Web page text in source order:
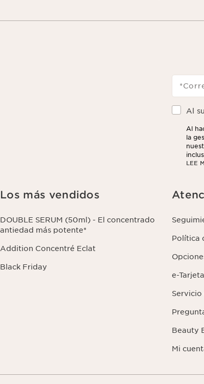
Al
LEE
Al
la
Los más vendidos
DOUBLE SERUM (50ml) - El concentrado
antiedad más potente*
Addition Concentré Eclat
Black Friday
Política
e-
Beauty
Mi